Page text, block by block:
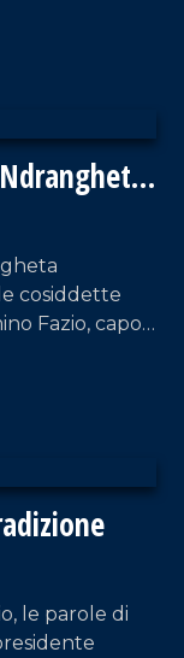
Giampaolo
cosiddette
Fazio, capo
di
della
Cambareri.
le parole di